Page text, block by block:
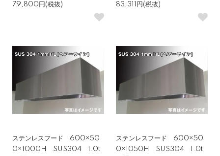
79,800円(税抜)
83,311円(税抜)
ステンレスフード 600×50
0×1000H SUS304 1.0t
ステンレスフード 600×50
0×1050H SUS304 1.0t